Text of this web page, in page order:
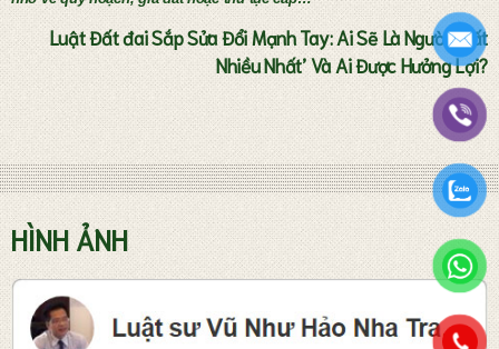
Tư vấn thành lập doanh nghiệp
Luật Đất đai Sắp Sửa Đổi Mạnh Tay: Ai Sẽ Là Người ‘Mất
Nhiều Nhất’ Và Ai Được Hưởng Lợi?
HÌNH ẢNH